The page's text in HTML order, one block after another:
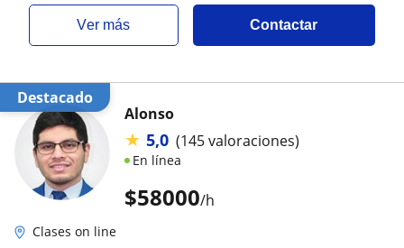
ver más Contactar
Destacado
$58000/h
Alonso
★ 5,0 (145 valoraciones)
En línea
Clases on line